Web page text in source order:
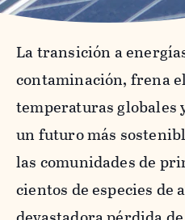
La transición a
contaminación, frena
temperaturas globales
un futuro más
las comunidades de
cientos de especies de